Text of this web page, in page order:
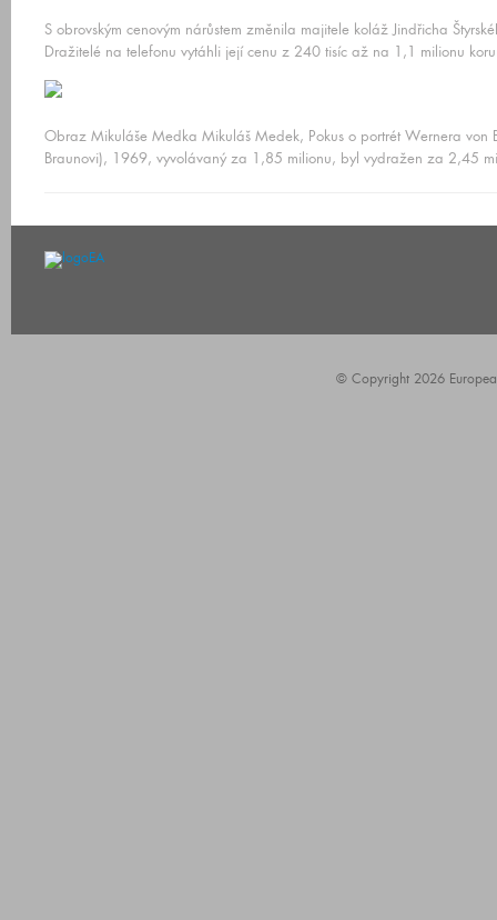
S obrovským cenovým nárůstem změnila majitele koláž Jindřicha
Dražitelé na telefonu vytáhli její cenu z 240 tisíc až na 1,1 milionu
Obraz Mikuláše Medka Mikuláš Medek, Pokus o portrét Wernera von
Braunovi), 1969, vyvolávaný za 1,85 milionu, byl vydražen za 2,45
© Copyright 2026